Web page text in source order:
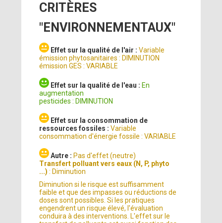
CRITÈRES
"ENVIRONNEMENTAUX"
Effet sur la qualité de l'air :Variable
émission phytosanitaires : DIMINUTION
émission GES : VARIABLE
Effet sur la qualité de l'eau : En
augmentation
pesticides : DIMINUTION
Effet sur la consommation de
ressources fossiles :Variable
consommation d'énergie fossile : VARIABLE
Autre : Pas d'effet (neutre)
Transfert polluant vers eaux (N, P, phyto
...) : Diminution
Diminution si le risque est suffisamment
faible et que des impasses ou réductions de
doses sont possibles. Si les pratiques
engendrent un risque élevé, l'évaluation
conduira à des interventions. L'effet sur le